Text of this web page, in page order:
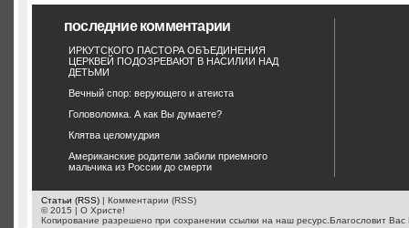
последние комментарии
ИРКУТСКОГО ПАСТОРА ОБЪЕДИНЕНИЯ
ЦЕРКВЕЙ ПОДОЗРЕВАЮТ В НАСИЛИИ НАД
ДЕТЬМИ
Вечный спор: верующего и атеиста
Головоломка. А как Вы думаете?
Клятва целомудрия
Американские родители забили приемного
мальчика из России до смерти
Статьи (RSS) | Комментарии (RSS)
© 2015 | О Христе!
Копирование разрешено при сохранении ссылки на наш ресурс.Благословит Вас